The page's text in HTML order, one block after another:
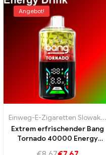
Angebot!
Einweg-E-Zigaretten Slowakei
Extrem erfrischender Bang
Tornado 40000 Energy